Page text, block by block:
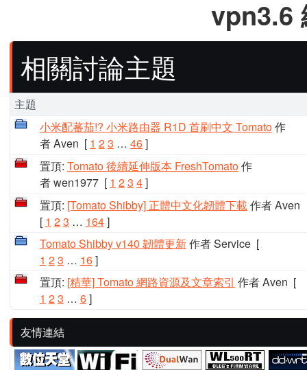
vpn3.6
相關討論主題
主題
小米配蕃茄!? 小米路由器 R1D 首刷中文 Tomato作
者 Aven [ 1 23 … 46]
置頂: Tomato 後續延伸版本 FreshTomato作
者 wen1977[ 1 23 4]
置頂: [Tomato Shibby] 正體中文化韌體下載作者 Aven
[ 1 23 … 164]
Tomato Shibby v140 韌體更新作者 Service[
1 23 … 16]
置頂: [精華] Tomato 網路資源及文章索引 作者 Aven [
1 23 … 6]
友情連結